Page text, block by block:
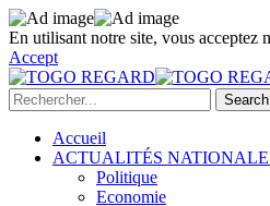
En utilisant notre site, vous acceptez
Accept
Accueil
ACTUALITÉS
Politique
Economie